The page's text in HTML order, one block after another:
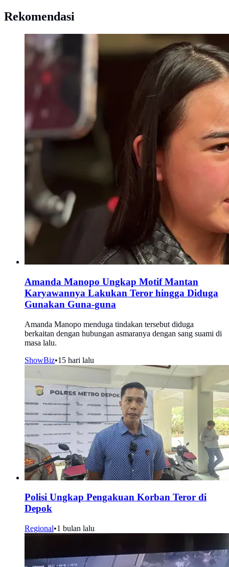
Rekomendasi
Amanda Manopo Ungkap Motif Mantan
Karyawannya Lakukan Teror hingga Diduga
Gunakan Guna-guna
Amanda Manopo menduga tindakan tersebut diduga
berkaitan dengan hubungan asmaranya dengan sang suami di
masa lalu.
ShowBiz•15 hari lalu
Polisi Ungkap Pengakuan Korban Teror di
Depok
Regional•1 bulan lalu